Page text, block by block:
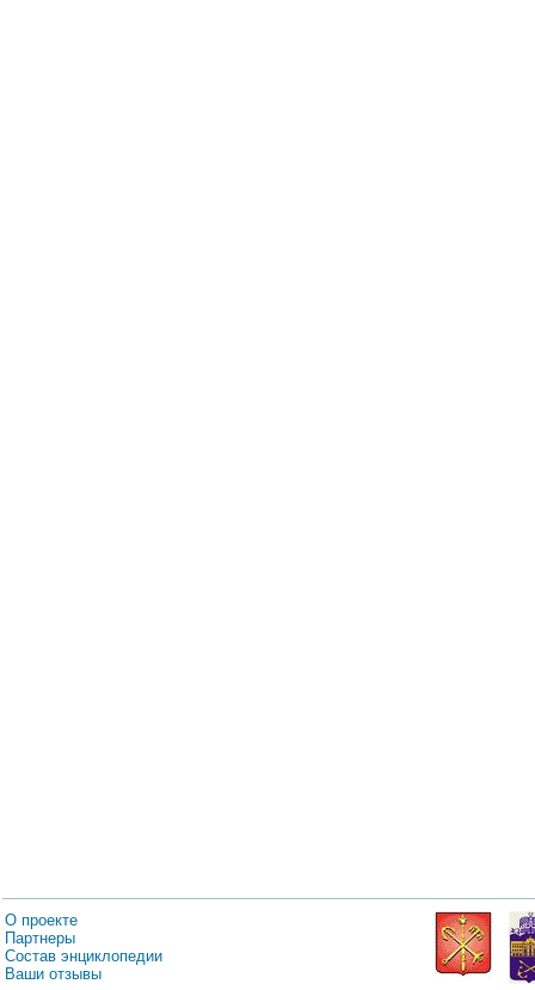
О проекте
Партнеры
Состав энциклопедии
Ваши отзывы